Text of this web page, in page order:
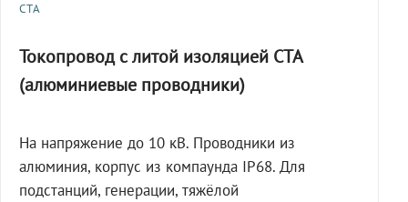
СТА
Токопровод с литой изоляцией СТА
(алюминиевые проводники)
На напряжение до 10 кВ. Проводники из
алюминия, корпус из компаунда IP68. Для
подстанций, генерации, тяжёлой